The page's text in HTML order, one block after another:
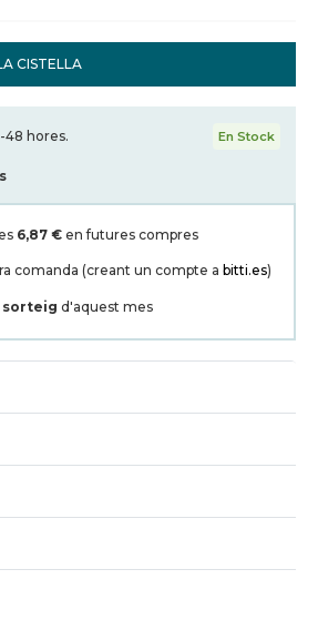
CISTELLA
hores. En Stock
6,87 € en futures compres
comanda (creant un compte a bitti.es)
sorteig d'aquest mes